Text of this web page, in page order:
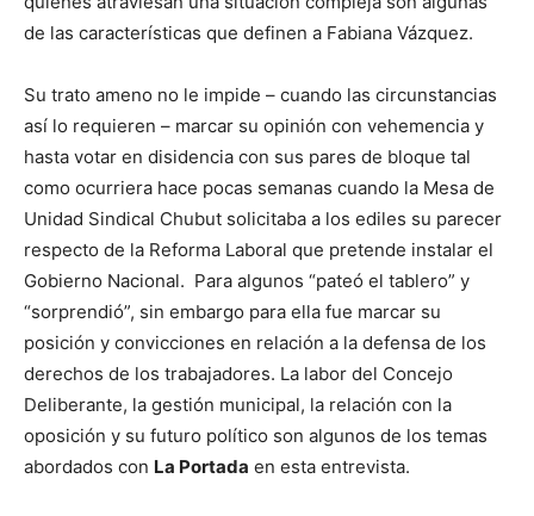
de las características que definen a Fabiana Vázquez.
Su trato ameno no le impide – cuando las circunstancias
así lo requieren – marcar su opinión con vehemencia y
hasta votar en disidencia con sus pares de bloque tal
como ocurriera hace pocas semanas cuando la Mesa de
Unidad Sindical Chubut solicitaba a los ediles su parecer
respecto de la Reforma Laboral que pretende instalar el
Gobierno Nacional. Para algunos “pateó el tablero” y
“sorprendió”, sin embargo para ella fue marcar su
posición y convicciones en relación a la defensa de los
derechos de los trabajadores. La labor del Concejo
Deliberante, la gestión municipal, la relación con la
oposición y su futuro político son algunos de los temas
abordados con La Portada en esta entrevista.